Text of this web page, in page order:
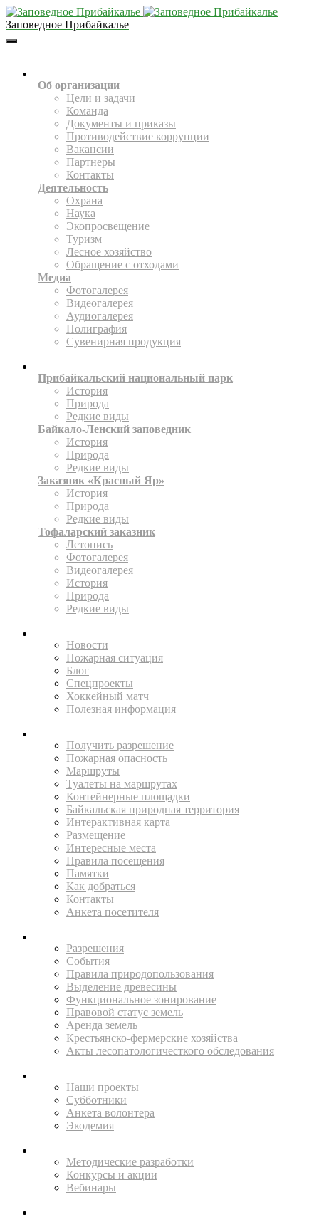
Заповедное Прибайкалье
Toggle
Об организации
Цели и задачи
Команда
Документы и приказы
Противодействие коррупции
Вакансии
Партнеры
Контакты
Деятельность
Охрана
Наука
Экопросвещение
Туризм
Лесное хозяйство
Обращение с отходами
Медиа
Фотогалерея
Видеогалерея
Аудиогалерея
Полиграфия
Сувенирная продукция
Прибайкальский национальный парк
История
Природа
Редкие виды
Байкало-Ленский заповедник
История
Природа
Редкие виды
Заказник «Красный Яр»
История
Природа
Редкие виды
Тофаларский заказник
Летопись
Фотогалерея
Видеогалерея
История
Природа
Редкие виды
Новости
Пожарная ситуация
Блог
Спецпроекты
Хоккейный матч
Полезная информация
Получить разрешение
Пожарная опасность
Маршруты
Туалеты на маршрутах
Контейнерные площадки
Байкальская природная территория
Интерактивная карта
Размещение
Интересные места
Правила посещения
Памятки
Как добраться
Контакты
Анкета посетителя
Разрешения
События
Правила природопользования
Выделение древесины
Функциональное зонирование
Правовой статус земель
Аренда земель
Крестьянско-фермерские хозяйства
Акты лесопатологичесткого обследования
Наши проекты
Субботники
Анкета волонтера
Экодемия
Методические разработки
Конкурсы и акции
Вебинары